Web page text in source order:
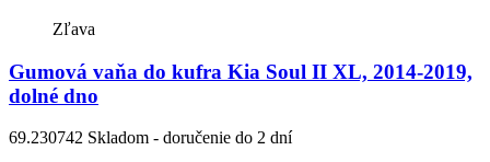
Zľava
Gumová vaňa do kufra Kia Soul II XL, 2014-2019,
dolné dno
69.230742 Skladom - doručenie do 2 dní